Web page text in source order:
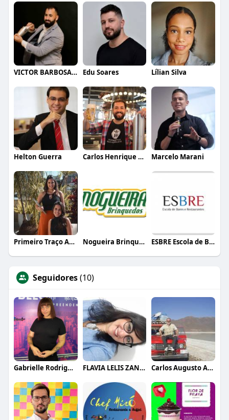
VICTOR BARBOSA QUARANTA Edu Soares Lílian Silva
Helton Guerra Carlos Henrique de Faria Vasconcelos Marcelo Marani
Primeiro Traço Arquitetura Nogueira Brinquedos ESBRE Escola de Bares e Restaurantes
Seguidores(10)
Gabrielle Rodrigues FLAVIA LELIS ZANELLI Carlos Augusto Alves